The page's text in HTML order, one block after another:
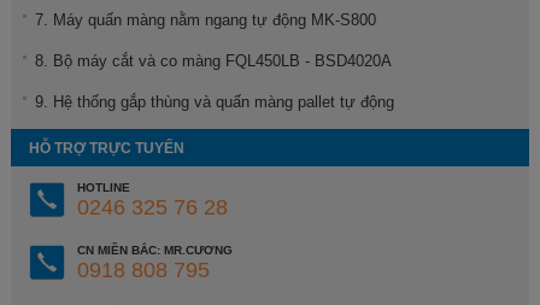
7. Máy quấn màng nằm ngang tự động MK-S800
8. Bộ máy cắt và co màng FQL450LB - BSD4020A
9. Hệ thống gắp thùng và quấn màng pallet tự động
HỖ TRỢ TRỰC TUYẾN
HOTLINE
0246 325 76 28
CN MIỀN BẮC: MR.CƯƠNG
0918 808 795